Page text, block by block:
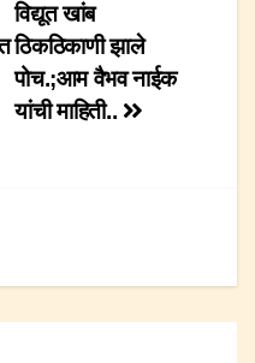
विद्यूत खांब
ठिकठिकाणी झाले
पोच.;आम वैभव नाईक
यांची माहिती..